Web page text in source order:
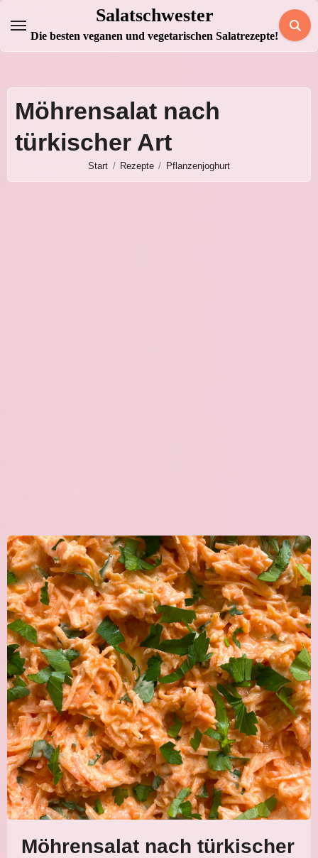
Inhalt
springen
Salatschwester
Die besten veganen und vegetarischen Salatrezepte!
Möhrensalat nach
türkischer Art
Start Rezepte Pflanzenjoghurt
Möhrensalat nach türkischer